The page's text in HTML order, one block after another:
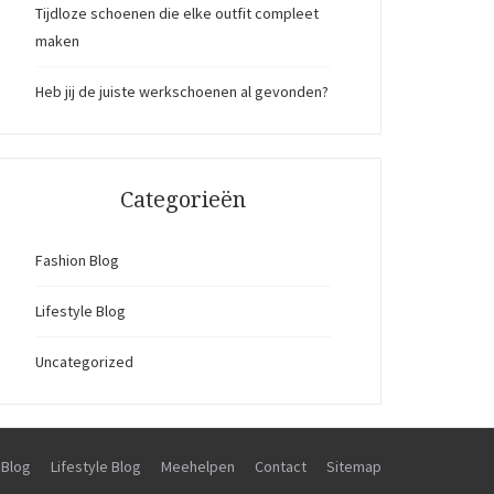
Tijdloze schoenen die elke outfit compleet
maken
Heb jij de juiste werkschoenen al gevonden?
Categorieën
Fashion Blog
Lifestyle Blog
Uncategorized
Lifestyle Blog Meehelpen Contact Sitemap